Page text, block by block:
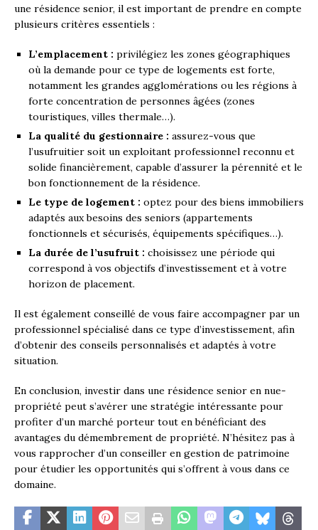
une résidence senior, il est important de prendre en compte
plusieurs critères essentiels :
L’emplacement : privilégiez les zones géographiques
où la demande pour ce type de logements est forte,
notamment les grandes agglomérations ou les régions à
forte concentration de personnes âgées (zones
touristiques, villes thermale…).
La qualité du gestionnaire : assurez-vous que
l’usufruitier soit un exploitant professionnel reconnu et
solide financièrement, capable d’assurer la pérennité et le
bon fonctionnement de la résidence.
Le type de logement : optez pour des biens immobiliers
adaptés aux besoins des seniors (appartements
fonctionnels et sécurisés, équipements spécifiques…).
La durée de l’usufruit : choisissez une période qui
correspond à vos objectifs d’investissement et à votre
horizon de placement.
Il est également conseillé de vous faire accompagner par un
professionnel spécialisé dans ce type d’investissement, afin
d’obtenir des conseils personnalisés et adaptés à votre
situation.
En conclusion, investir dans une résidence senior en nue-
propriété peut s’avérer une stratégie intéressante pour
profiter d’un marché porteur tout en bénéficiant des
avantages du démembrement de propriété. N’hésitez pas à
vous rapprocher d’un conseiller en gestion de patrimoine
pour étudier les opportunités qui s’offrent à vous dans ce
domaine.